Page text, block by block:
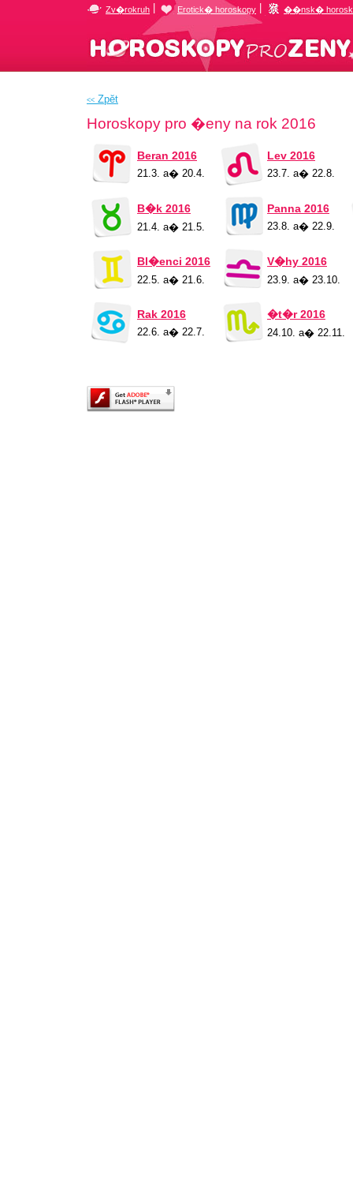
Zv�rokruh Erotick� horoskopy ��nsk�
<< Zpĕt
Horoskopy pro �eny na rok 2016
Beran 2016
21.3. a� 20.4.
Lev 2016
23.7. a� 22.8.
B�k 2016
21.4. a� 21.5.
Panna 2016
23.8. a� 22.9.
Bl�enci 2016
22.5. a� 21.6.
V�hy 2016
23.9. a� 23.10.
Rak 2016
22.6. a� 22.7.
�t�r 2016
24.10. a� 22.11.